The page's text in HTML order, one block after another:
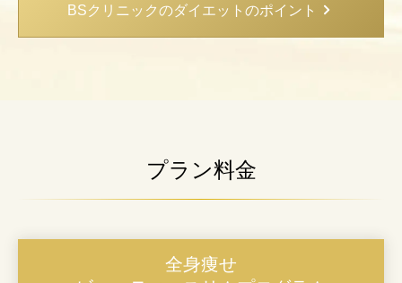
BSクリニックのダイエットのポイント
プラン料金
全身痩せ